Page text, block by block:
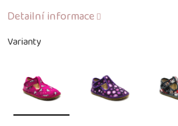
Varianty
Detailní informace